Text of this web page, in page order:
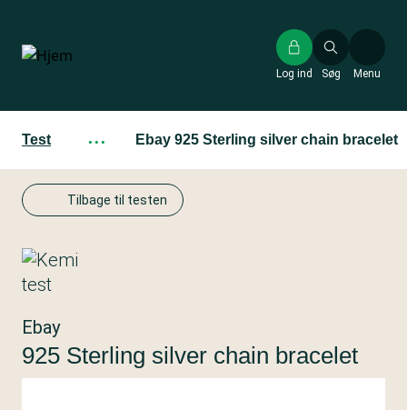
hovedindhold
Søg
Log ind Menu
Test ··· Ebay 925 Sterling silver chain bracelet
Tilbage til testen
Ebay
925 Sterling silver chain bracelet